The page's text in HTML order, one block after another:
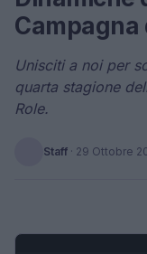
Campagna
Unisciti a noi per
quarta stagione
Role.
Staff · 29 Ottobre